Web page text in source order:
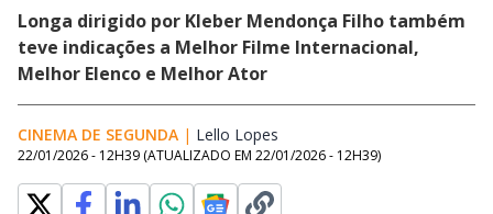
Longa dirigido por Kleber Mendonça Filho também
teve indicações a Melhor Filme Internacional,
Melhor Elenco e Melhor Ator
CINEMA DE SEGUNDA | Lello Lopes
22/01/2026 - 12H39 (ATUALIZADO EM 22/01/2026 - 12H39)